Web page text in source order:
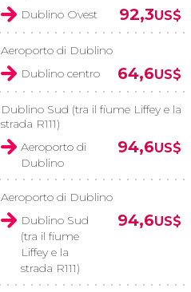
Dublino Ovest
92,3US$
Aeroporto di Dublino
Dublino centro
64,6US$
Dublino Sud (tra il fiume Liffey e la
strada R111)
Aeroporto di
Dublino
94,6US$
Aeroporto di Dublino
Dublino Sud
(tra il fiume
Liffey e la
strada R111)
94,6US$